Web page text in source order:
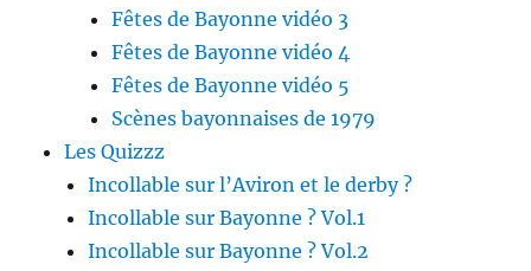
Fêtes de Bayonne vidéo 3
Fêtes de Bayonne vidéo 4
Fêtes de Bayonne vidéo 5
Scènes bayonnaises de 1979
Les Quizzz
Incollable sur l’Aviron et le derby ?
Incollable sur Bayonne ? Vol.1
Incollable sur Bayonne ? Vol.2